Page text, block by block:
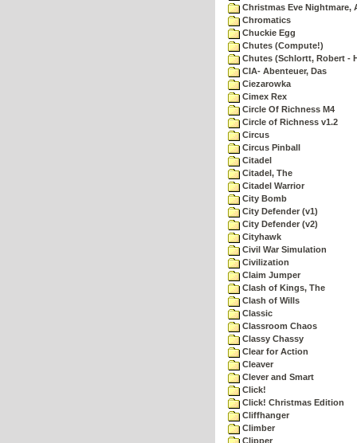
Christmas Eve Nightmare,
Chromatics
Chuckie Egg
Chutes (Compute!)
Chutes (Schlortt, Robert -
CIA- Abenteuer, Das
Ciezarowka
Cimex Rex
Circle Of Richness M4
Circle of Richness v1.2
Circus
Circus Pinball
Citadel
Citadel, The
Citadel Warrior
City Bomb
City Defender (v1)
City Defender (v2)
Cityhawk
Civil War Simulation
Civilization
Claim Jumper
Clash of Kings, The
Clash of Wills
Classic
Classroom Chaos
Classy Chassy
Clear for Action
Cleaver
Clever and Smart
Click!
Click! Christmas Edition
Cliffhanger
Climber
Clipper